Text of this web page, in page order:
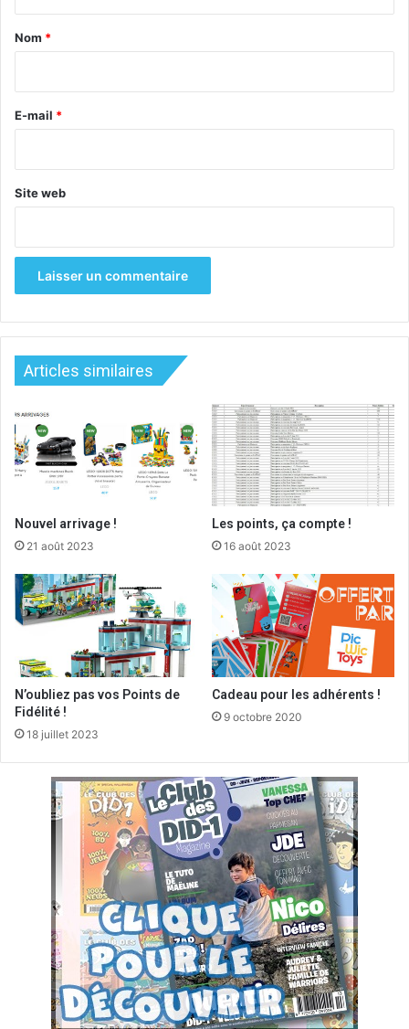
a
e
Nom *
E-mail *
Site web
Articles similaires
Nouvel arrivage !
21 août 2023
Les points, ça compte !
16 août 2023
N’oubliez pas vos Points de
Fidélité !
18 juillet 2023
Cadeau pour les adhérents !
9 octobre 2020